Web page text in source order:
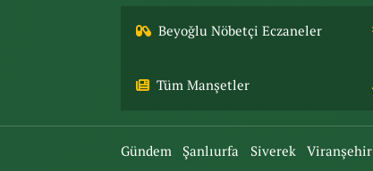
Beyoğlu Nöbetçi Eczaneler
Tüm Manşetler
Gündem Şanlıurfa Siverek Viranşehir